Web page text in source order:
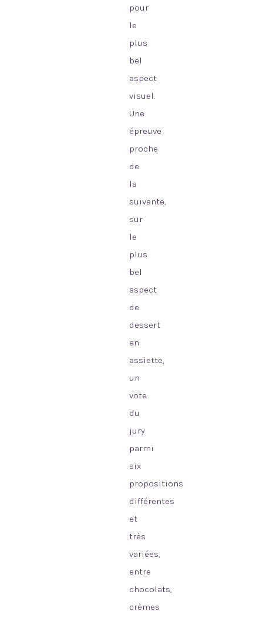
pour
le
plus
bel
aspect
visuel.
Une
épreuve
proche
de
la
suivante,
sur
le
plus
bel
aspect
de
dessert
en
assiette,
un
vote
du
jury
parmi
six
propositions
différentes
et
très
variées,
entre
chocolats,
crèmes